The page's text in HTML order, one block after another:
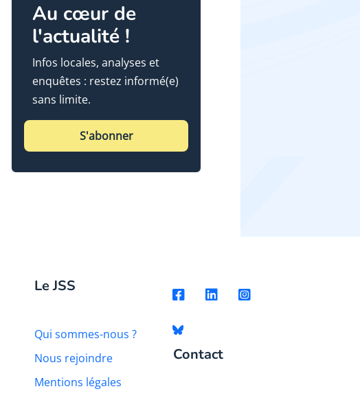
Au cœur de
l'actualité !
Infos locales, analyses et
enquêtes : restez informé(e)
sans limite.
S'abonner
Le JSS
Qui sommes-nous ?
Nous rejoindre
Mentions légales
Contact